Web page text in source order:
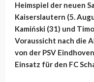
Heimspiel der neuen
Kaiserslautern (5.
Kamiński (31) und
Voraussicht nach die
von der PSV
Einsatz für den FC